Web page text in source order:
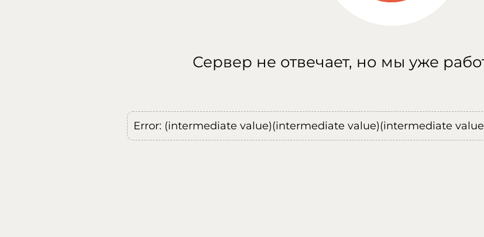
Сервер не отвечает, но мы уже
Error: (intermediate value)(intermediate value)(intermediate